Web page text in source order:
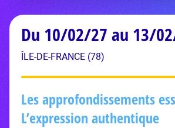
Du 10/02/27 au 13/
ÎLE-DE-FRANCE (78)
Les approfondissements
L’expression authentique